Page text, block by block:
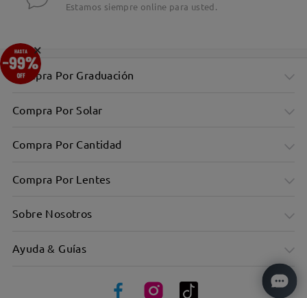
Estamos siempre online para usted.
Compra Por Graduación
Compra Por Solar
Compra Por Cantidad
Compra Por Lentes
Sobre Nosotros
Ayuda & Guías
×